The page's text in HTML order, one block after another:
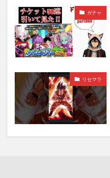
ガチャ
リセマラ